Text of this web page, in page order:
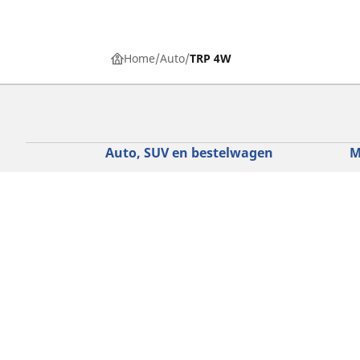
Home Auto TRP 4W
Auto, SUV en bestelwagen